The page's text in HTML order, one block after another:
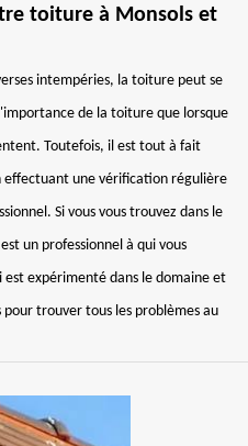
toiture à Monsols et
intempéries, la toiture peut se
de la toiture que lorsque
Toutefois, il est tout à fait
effectuant une vérification régulière
Si vous vous trouvez dans le
un professionnel à qui vous
expérimenté dans le domaine et
trouver tous les problèmes au